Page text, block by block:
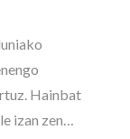
Hainbat
izan zen…